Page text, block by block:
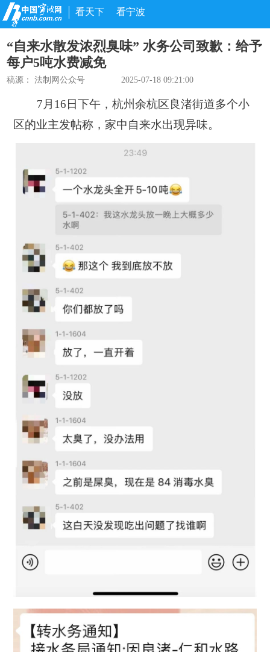
看天下 看宁波
“自来水散发浓烈臭味” 水务公司致歉：给予
每户5吨水费减免
稿源：法制网公众号 2025-07-18 09:21:00
7月16日下午，杭州余杭区良渚街道多个小
区的业主发帖称， 家中自来水出现异味。